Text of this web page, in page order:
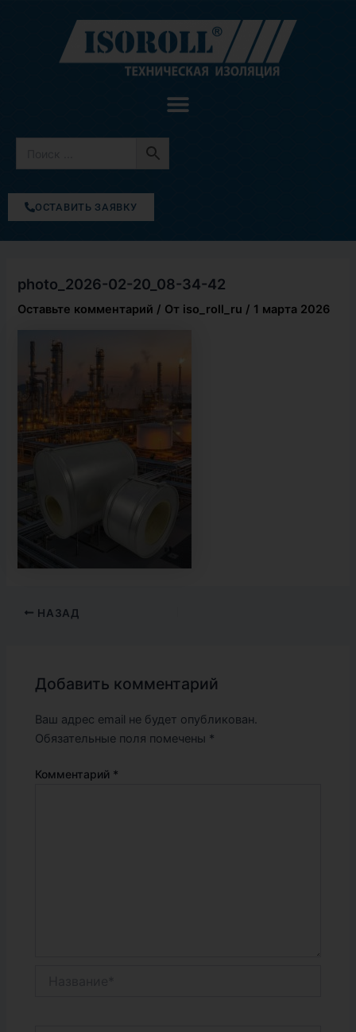
содержимому
ОСТАВИТЬ ЗАЯВКУ
photo_2026-02-20_08-34-42
Оставьте комментарий / От iso_roll_ru / 1 марта 2026
НАЗАД
Добавить комментарий
Ваш адрес email не будет опубликован.
Обязательные поля помечены *
Комментарий *